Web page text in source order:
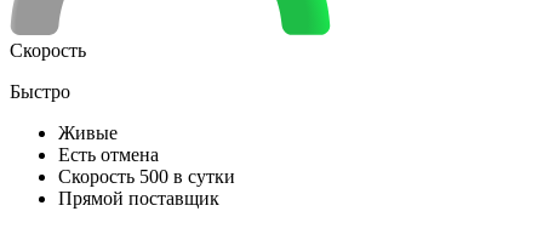
Скорость
Быстро
Живые
Есть отмена
Скорость 500 в сутки
Прямой поставщик